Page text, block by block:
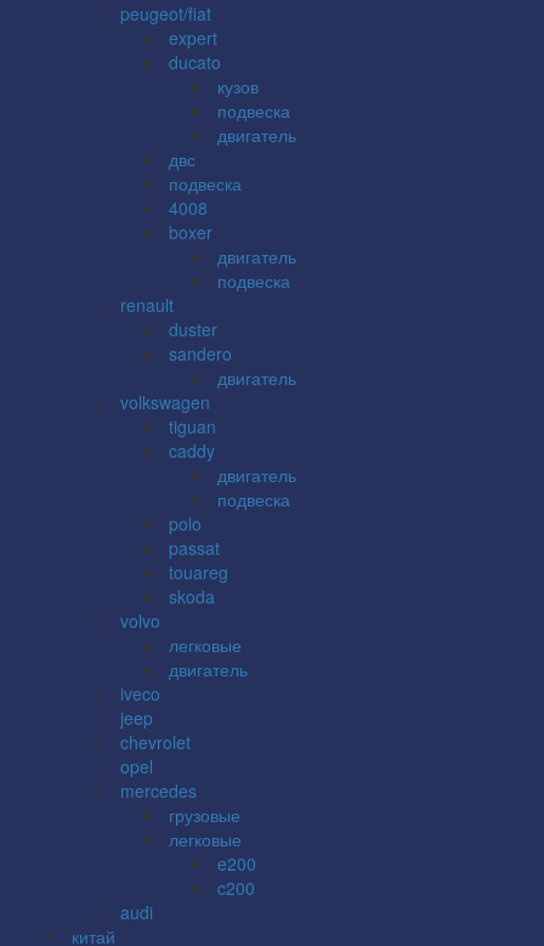
peugeot/fiat
expert
ducato
кузов
подвеска
двигатель
двс
подвеска
4008
boxer
двигатель
подвеска
renault
duster
sandero
двигатель
volkswagen
tiguan
caddy
двигатель
подвеска
polo
passat
touareg
skoda
volvo
легковые
двигатель
iveco
jeep
chevrolet
opel
mercedes
грузовые
легковые
e200
c200
audi
китай